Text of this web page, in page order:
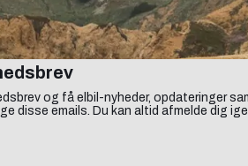
og få elbil-nyheder, opdateringer
disse emails. Du kan altid afmelde dig